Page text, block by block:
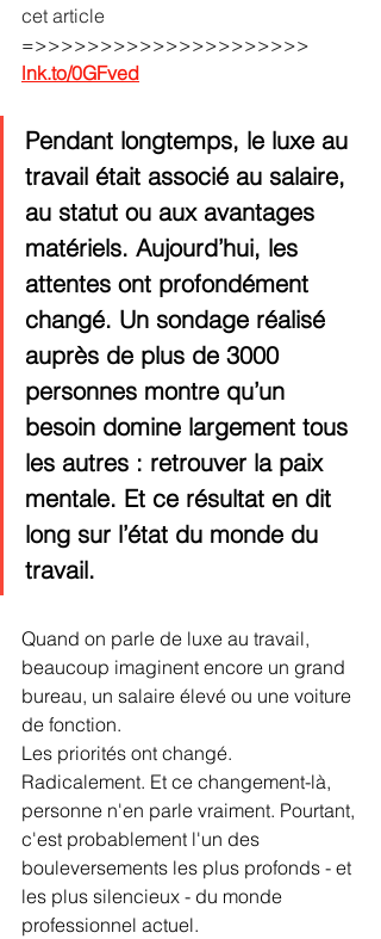
cet article
=>>>>>>>>>>>>>>>>>>>>>
lnk.to/0GFved
Pendant longtemps, le luxe au
travail était associé au salaire,
au statut ou aux avantages
matériels. Aujourd’hui, les
attentes ont profondément
changé. Un sondage réalisé
auprès de plus de 3000
personnes montre qu’un
besoin domine largement tous
les autres : retrouver la paix
mentale. Et ce résultat en dit
long sur l’état du monde du
travail.
Quand on parle de luxe au travail,
beaucoup imaginent encore un grand
bureau, un salaire élevé ou une voiture
de fonction.
Les priorités ont changé.
Radicalement. Et ce changement-là,
personne n'en parle vraiment. Pourtant,
c'est probablement l'un des
bouleversements les plus profonds - et
les plus silencieux - du monde
professionnel actuel.